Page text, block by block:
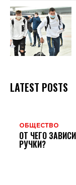
LATEST POSTS
ОБЩЕСТВО
ОТ ЧЕГО
РУЧКИ?